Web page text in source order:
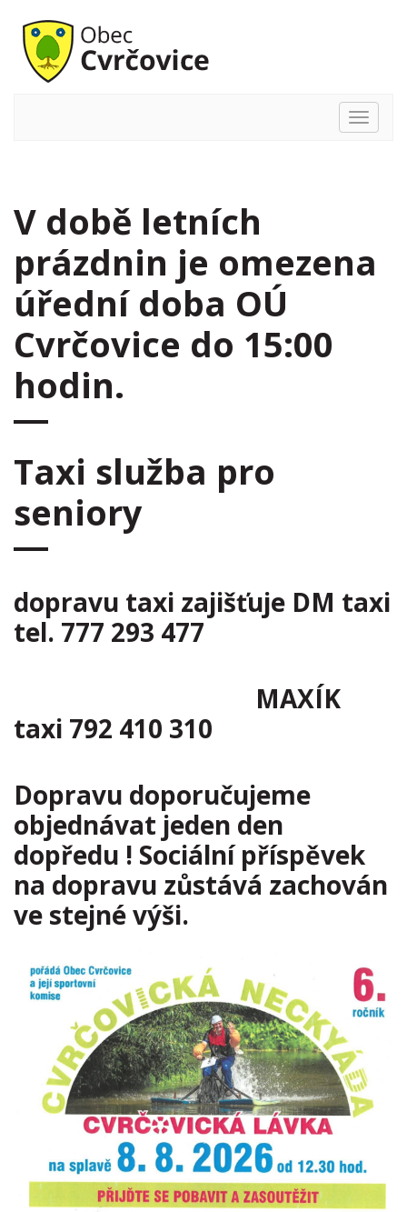
Hlavní
V době letních
prázdnin je omezena
úřední doba OÚ
Cvrčovice do 15:00
hodin.
Taxi služba pro
seniory
dopravu taxi zajišťuje DM taxi
tel. 777 293 477
MAXÍK
taxi 792 410 310
Dopravu doporučujeme
objednávat jeden den
dopředu ! Sociální příspěvek
na dopravu zůstává zachován
ve stejné výši.